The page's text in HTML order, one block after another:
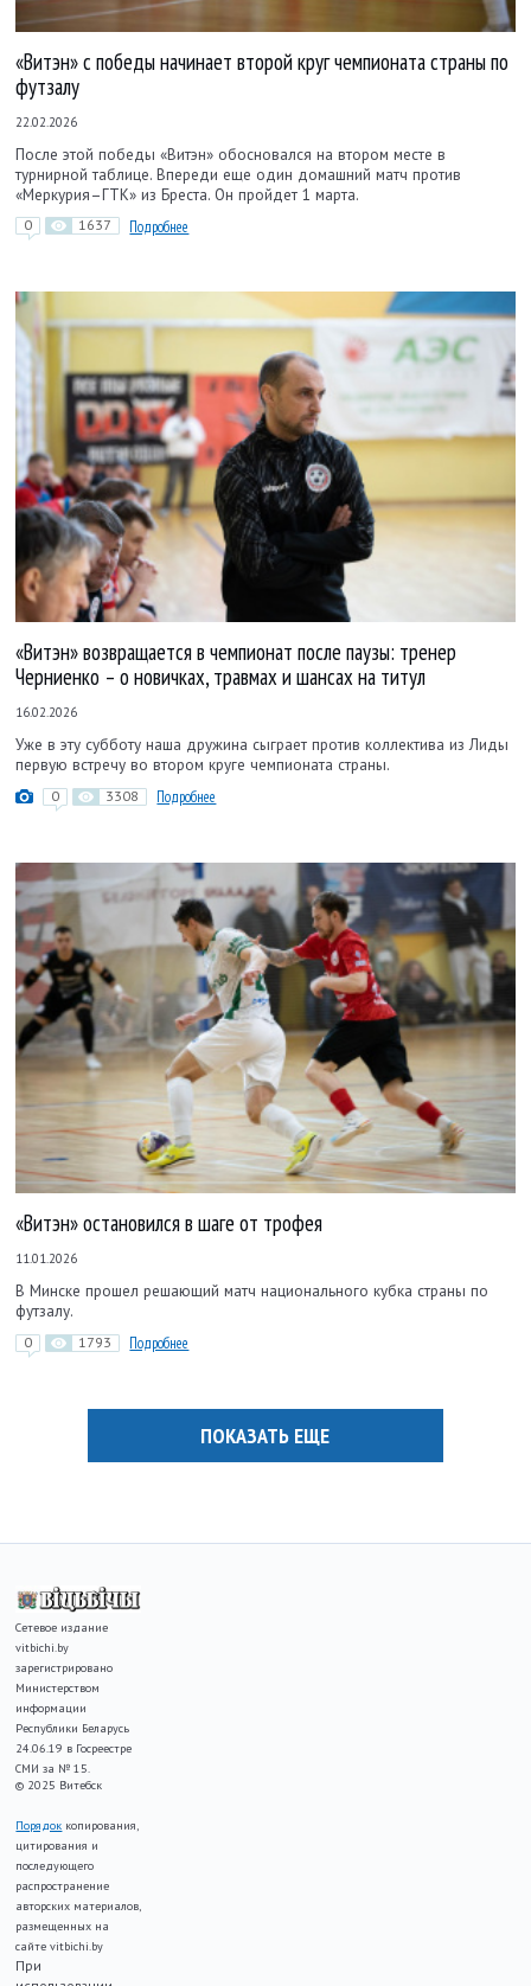
«Витэн» с победы начинает второй круг чемпионата страны по
футзалу
22.02.2026
После этой победы «Витэн» обосновался на втором месте в
турнирной таблице. Впереди еще один домашний матч против
«Меркурия–ГТК» из Бреста. Он пройдет 1 марта.
0 1637 Подробнее
«Витэн» возвращается в чемпионат после паузы: тренер
Черниенко – о новичках, травмах и шансах на титул
16.02.2026
Уже в эту субботу наша дружина сыграет против коллектива из Лиды
первую встречу во втором круге чемпионата страны.
0 3308 Подробнее
«Витэн» остановился в шаге от трофея
11.01.2026
В Минске прошел решающий матч национального кубка страны по
футзалу.
0 1793 Подробнее
ПОКАЗАТЬ ЕЩЕ
Сетевое издание
vitbichi.by
зарегистрировано
Министерством
информации
Республики Беларусь
24.06.19 в Госреестре
СМИ за № 15.
© 2025 Витебск
Порядок копирования,
цитирования и
последующего
распространение
авторских материалов,
размещенных на
сайте vitbichi.by
При